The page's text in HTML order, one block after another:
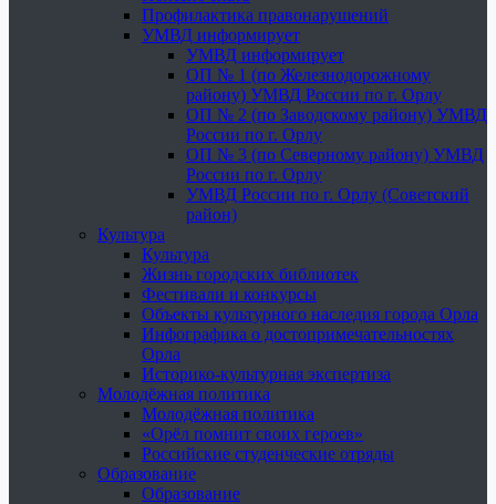
Профилактика правонарушений
УМВД информирует
УМВД информирует
ОП № 1 (по Железнодорожному
району) УМВД России по г. Орлу
ОП № 2 (по Заводскому району) УМВД
России по г. Орлу
ОП № 3 (по Северному району) УМВД
России по г. Орлу
УМВД России по г. Орлу (Советский
район)
Культура
Культура
Жизнь городских библиотек
Фестивали и конкурсы
Объекты культурного наследия города Орла
Инфографика о достопримечательностях
Орла
Историко-культурная экспертиза
Молодёжная политика
Молодёжная политика
«Орёл помнит своих героев»
Российские студенческие отряды
Образование
Образование